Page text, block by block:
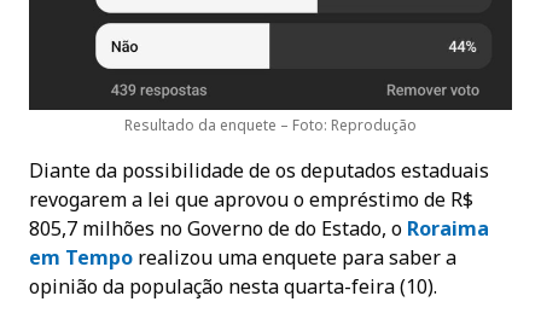
Resultado da enquete – Foto: Reprodução
Diante da possibilidade de os deputados estaduais
revogarem a lei que aprovou o empréstimo de R$
805,7 milhões no Governo de do Estado, o Roraima
em Tempo realizou uma enquete para saber a
opinião da população nesta quarta-feira (10).